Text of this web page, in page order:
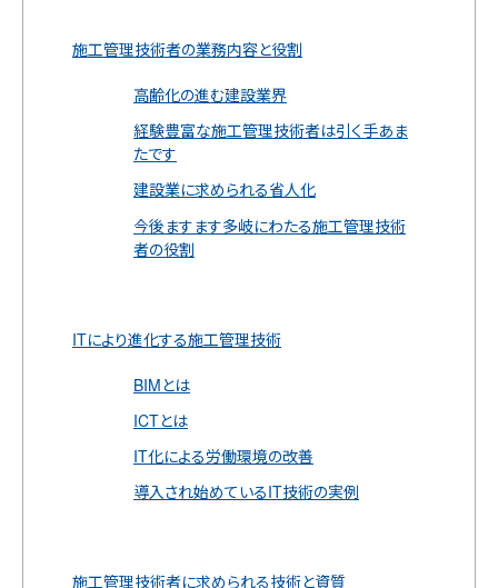
施工管理技術者の業務内容と役割
高齢化の進む建設業界
経験豊富な施工管理技術者は引く手あま
たです
建設業に求められる省人化
今後ますます多岐にわたる施工管理技術
者の役割
ITにより進化する施工管理技術
BIMとは
ICTとは
IT化による労働環境の改善
導入され始めているIT技術の実例
施工管理技術者に求められる技術と資質